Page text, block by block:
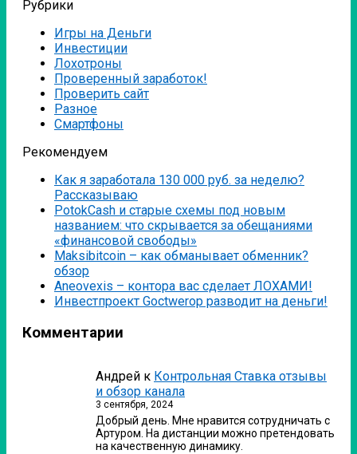
Рубрики
Игры на Деньги
Инвестиции
Лохотроны
Проверенный заработок!
Проверить сайт
Разное
Смартфоны
Рекомендуем
Как я заработала 130 000 руб. за неделю?
Рассказываю
PotokCash и старые схемы под новым
названием: что скрывается за обещаниями
«финансовой свободы»
Мaksibitcoin – как обманывает обменник?
обзор
Аneovexis – контора вас сделает ЛОХАМИ!
Инвестпроект Goctwerop разводит на деньги!
Комментарии
Андрей к Контрольная Ставка отзывы
и обзор канала
3 сентября, 2024
Добрый день. Мне нравится сотрудничать с
Артуром. На дистанции можно претендовать
на качественную динамику.